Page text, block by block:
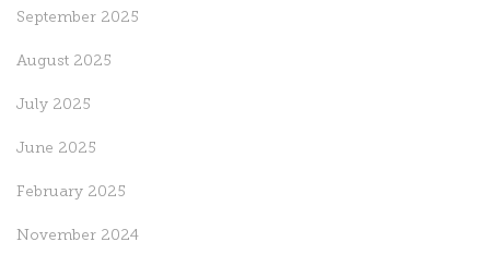
September 2025
August 2025
July 2025
June 2025
February 2025
November 2024